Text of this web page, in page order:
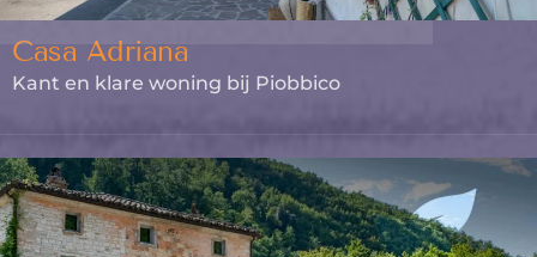
Casa Adriana
Kant en klare woning bij Piobbico